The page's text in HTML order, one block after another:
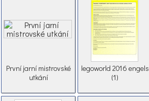
První jarní mistrovské
utkání
legoworld 2016 engels
(1)